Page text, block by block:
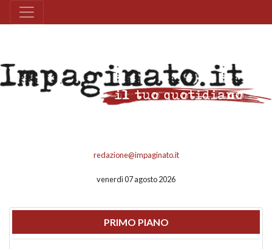
redazione@impaginato.it
venerdì 07 agosto 2026
PRIMO PIANO